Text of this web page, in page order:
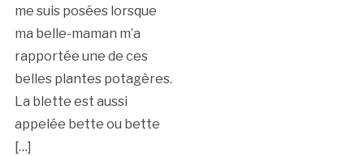
me suis posées lorsque
ma belle-maman m’a
rapportée une de ces
belles plantes potagères.
La blette est aussi
appelée bette ou bette
[…]